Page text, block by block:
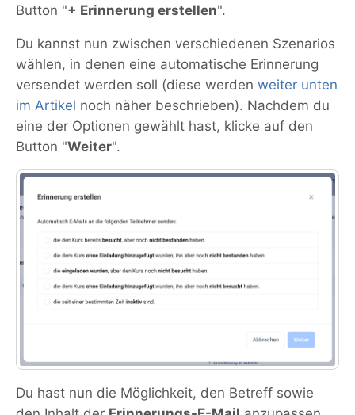
Button "+ Erinnerung erstellen".
Du kannst nun zwischen verschiedenen Szenarios
wählen, in denen eine automatische Erinnerung
versendet werden soll (diese werden weiter unten
im Artikel noch näher beschrieben). Nachdem du
eine der Optionen gewählt hast, klicke auf den
Button "Weiter".
Du hast nun die Möglichkeit, den Betreff sowie